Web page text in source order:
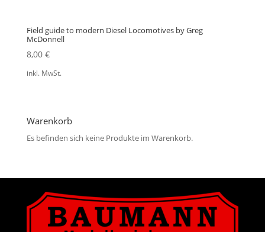
Field guide to modern Diesel Locomotives by Greg
McDonnell
8,00 €
inkl. MwSt.
Warenkorb
Es befinden sich keine Produkte im Warenkorb.